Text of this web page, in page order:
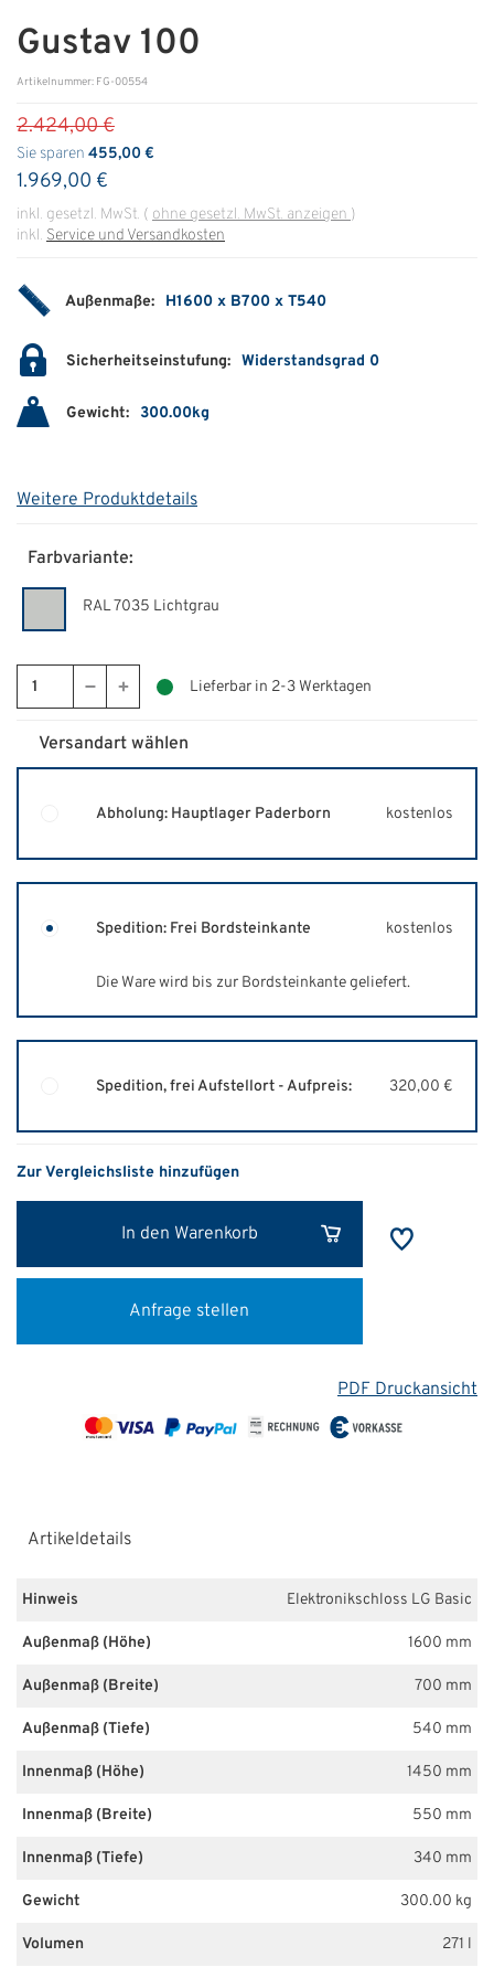
ÜBER UNS
Über uns
Filialen
Messen & Events
Presse
Karriere
Unternehmen
Partner
Gustav 100
Artikelnummer: FG-00554
2.424,00 €
Sie sparen 455,00 €
1.969,00 €
inkl. gesetzl. MwSt. ( ohne gesetzl. MwSt. anzeigen )
inkl. Service und Versandkosten
Außenmaße: H1600 x B700 x T540
Sicherheitseinstufung: Widerstandsgrad 0
Gewicht: 300.00kg
Weitere Produktdetails
Farbvariante:
RAL 7035 Lichtgrau
Lieferbar in 2-3 Werktagen
Versandart wählen
Abholung: Hauptlager Paderborn kostenlos
Spedition: Frei Bordsteinkante kostenlos
Die Ware wird bis zur Bordsteinkante geliefert.
Spedition, frei Aufstellort - Aufpreis: 320,00 €
Zur Vergleichsliste hinzufügen
In den Warenkorb
Anfrage stellen
PDF Druckansicht
Artikeldetails
Hinweis Elektronikschloss LG Basic
Außenmaß (Höhe) 1600 mm
Außenmaß (Breite) 700 mm
Außenmaß (Tiefe) 540 mm
Innenmaß (Höhe) 1450 mm
Innenmaß (Breite) 550 mm
Innenmaß (Tiefe) 340 mm
Gewicht 300.00 kg
Volumen 271 l